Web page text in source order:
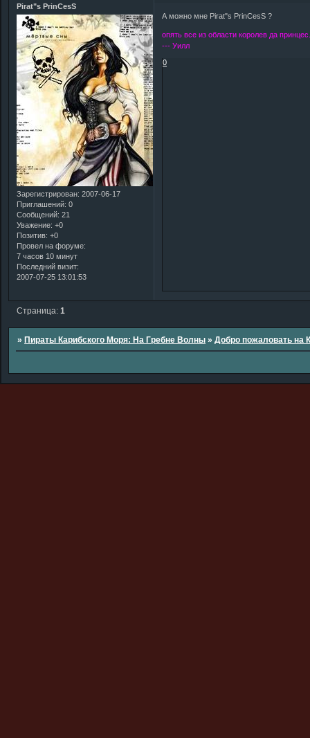
Pirat"s PrinCesS
Зарегистрирован: 2007-06-17
Приглашений: 0
Сообщений: 21
Уважение: +0
Позитив: +0
Провел на форуме:
7 часов 10 минут
Последний визит:
2007-07-25 13:01:53
А можно мне Pirat"s PrinCesS ?
опять все из области королев да
--- Уилл
0
Страница:1
» Пираты Карибского Моря: На Гребне Волны »Добро пожаловать на